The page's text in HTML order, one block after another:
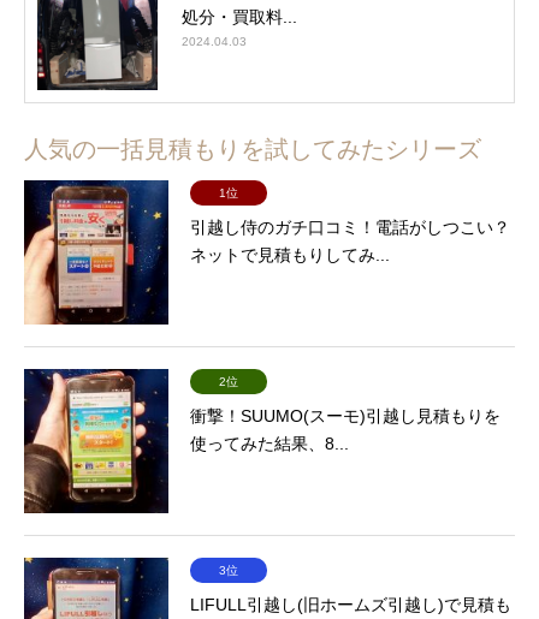
処分・買取料...
2024.04.03
人気の一括見積もりを試してみたシリーズ
1位
引越し侍のガチ口コミ！電話がしつこい？
ネットで見積もりしてみ...
2位
衝撃！SUUMO(スーモ)引越し見積もりを
使ってみた結果、8...
3位
LIFULL引越し(旧ホームズ引越し)で見積も